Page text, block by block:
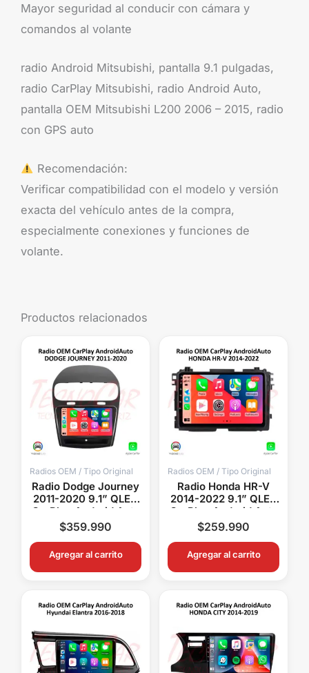
Mayor seguridad al conducir con cámara y
comandos al volante
radio Android Mitsubishi, pantalla 9.1 pulgadas,
radio CarPlay Mitsubishi, radio Android Auto,
pantalla OEM Mitsubishi L200 2006 – 2015, radio
con GPS auto
Recomendación:
Verificar compatibilidad con el modelo y versión
exacta del vehículo antes de la compra,
especialmente conexiones y funciones de
volante.
Productos relacionados
Radios OEM / Tipo Original
Radio Dodge Journey
2011-2020 9.1” QLED
CarPlay Android Auto
GPS Bluetooth
Android 15 OEM
$359.990
Agregar al carrito
Radios OEM / Tipo Original
Radio Honda HR-V
2014-2022 9.1” QLED
CarPlay Android Auto
GPS Bluetooth
Android 15 OEM
$259.990
Agregar al carrito